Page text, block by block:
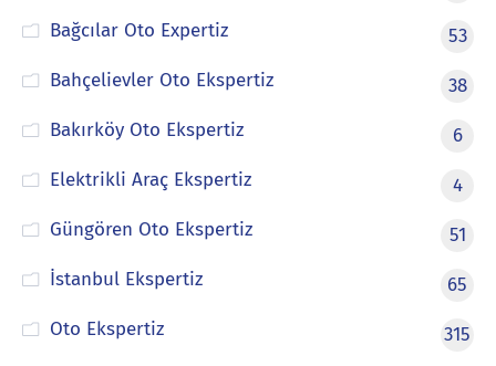
Bağcılar Oto Expertiz
53
Bahçelievler Oto Ekspertiz
38
Bakırköy Oto Ekspertiz
6
Elektrikli Araç Ekspertiz
4
Güngören Oto Ekspertiz
51
İstanbul Ekspertiz
65
Oto Ekspertiz
315